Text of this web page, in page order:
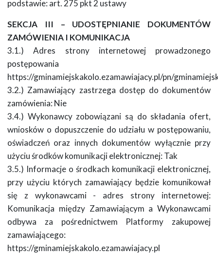
podstawie: art. 275 pkt 2 ustawy
SEKCJA III – UDOSTĘPNIANIE DOKUMENTÓW
ZAMÓWIENIA I KOMUNIKACJA
3.1.) Adres strony internetowej prowadzonego
postępowania
https://gminamiejskakolo.ezamawiajacy.pl/pn/
3.2.) Zamawiający zastrzega dostęp do dokumentów
zamówienia: Nie
3.4.) Wykonawcy zobowiązani są do składania ofert,
wniosków o dopuszczenie do udziału w postępowaniu,
oświadczeń oraz innych dokumentów wyłącznie przy
użyciu środków komunikacji elektronicznej: Tak
3.5.) Informacje o środkach komunikacji elektronicznej,
przy użyciu których zamawiający będzie komunikował
się z wykonawcami - adres strony internetowej:
Komunikacja między Zamawiającym a Wykonawcami
odbywa za pośrednictwem Platformy zakupowej
zamawiającego:
https://gminamiejskakolo.ezamawiajacy.pl